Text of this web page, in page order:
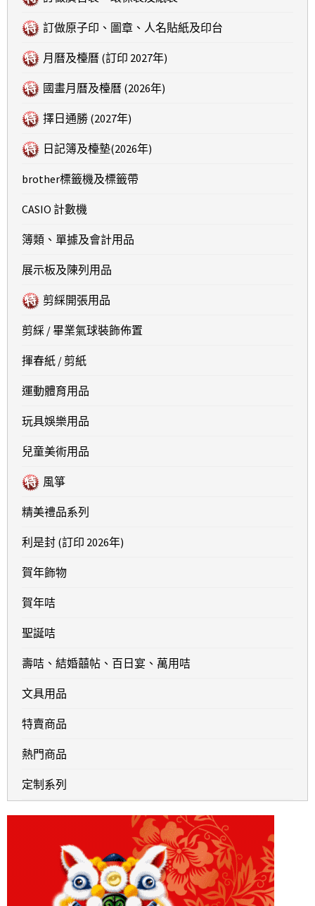
訂做原子印、圖章、人名貼紙及印台
月曆及檯曆 (訂印 2027年)
國畫月曆及檯曆 (2026年)
擇日通勝 (2027年)
日記簿及檯墊(2026年)
brother標籤機及標籤帶
CASIO 計數機
簿類、單據及會計用品
展示板及陳列用品
剪綵開張用品
剪綵 / 畢業氣球裝飾佈置
揮春紙 / 剪紙
運動體育用品
玩具娛樂用品
兒童美術用品
風箏
精美禮品系列
利是封 (訂印 2026年)
賀年飾物
賀年咭
聖誕咭
壽咭、結婚囍帖、百日宴、萬用咭
文具用品
特賣商品
熱門商品
定制系列